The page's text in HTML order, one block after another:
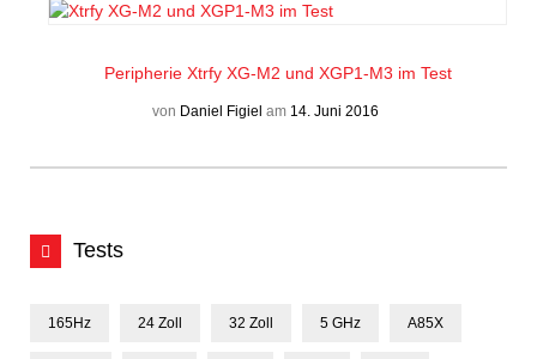
Peripherie Xtrfy XG-M2 und XGP1-M3 im Test
von Daniel Figiel am 14. Juni 2016
Tests
165Hz 24 Zoll 32 Zoll 5 GHz A85X